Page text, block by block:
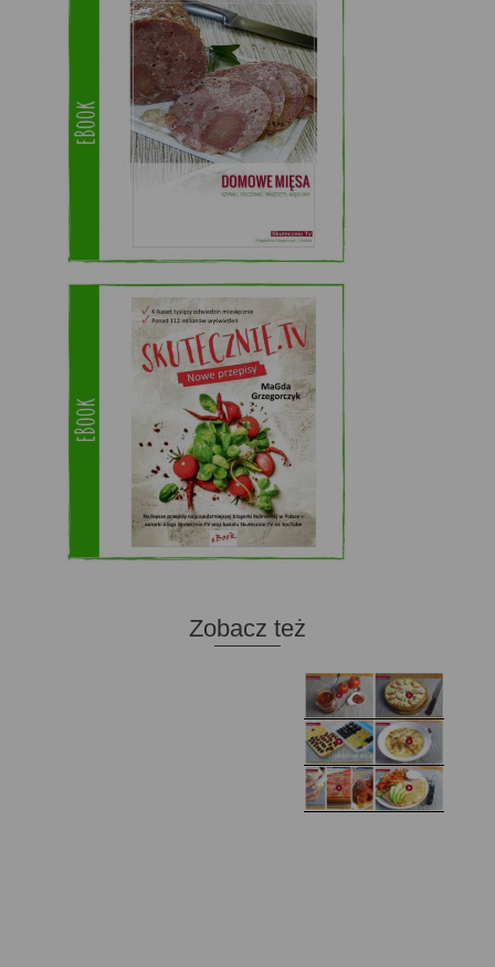
Zobacz też
Domowy ketchup (bez
cukru)
Tarta francuska z
cebulą i pomidorem
Domowe żelki
Zupa kurkowa z
selerem i pietruszką